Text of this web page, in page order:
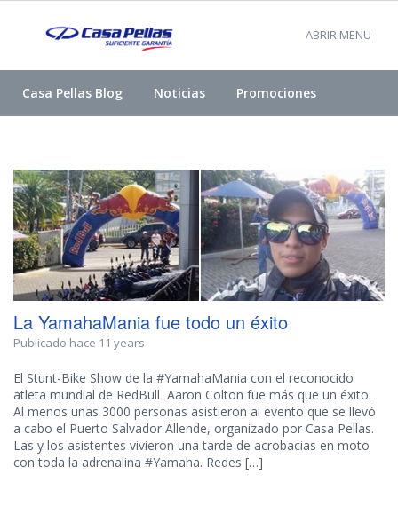
ABRIR MENU
Casa Pellas Blog Noticias Promociones
La YamahaMania fue todo un éxito
Publicado hace 11 years
El Stunt-Bike Show de la #YamahaMania con el reconocido
atleta mundial de RedBull Aaron Colton fue más que un éxito.
Al menos unas 3000 personas asistieron al evento que se llevó
a cabo el Puerto Salvador Allende, organizado por Casa Pellas.
Las y los asistentes vivieron una tarde de acrobacias en moto
con toda la adrenalina #Yamaha. Redes […]